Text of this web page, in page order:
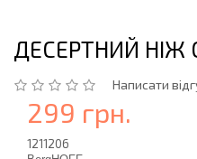
ДЕСЕРТНИЙ НІЖ
Написати
299 грн.
1211206